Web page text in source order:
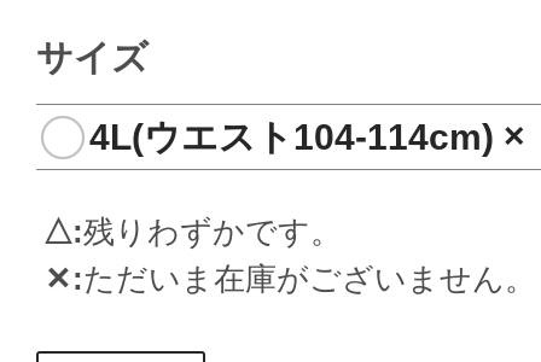
サイズ
4L(ウエスト104-114cm) ×
△ 残りわずかです。
✕ ただいま在庫がございません。